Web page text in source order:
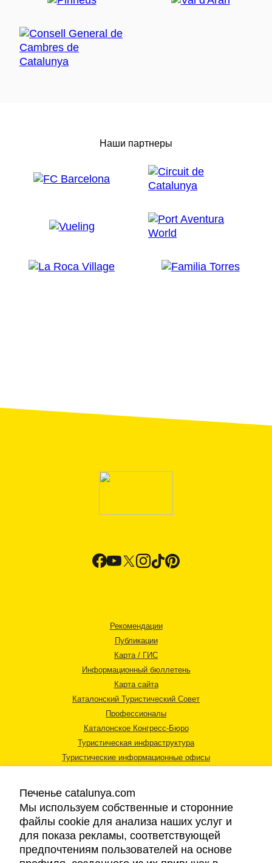
Наши партнеры
Рекомендации
Публикации
Карта / ГИС
Информационный бюллетень
Карта сайта
Каталонский Туристический Совет
Профессионалы
Каталонское Конгресс-Бюро
Туристическая инфраструктура
Туристические информационные офисы
Правовая информация
Печенье catalunya.com
Мы используем собственные и сторонние
файлы cookie для анализа наших услуг и
для показа рекламы, соответствующей
предпочтениям пользователей на основе